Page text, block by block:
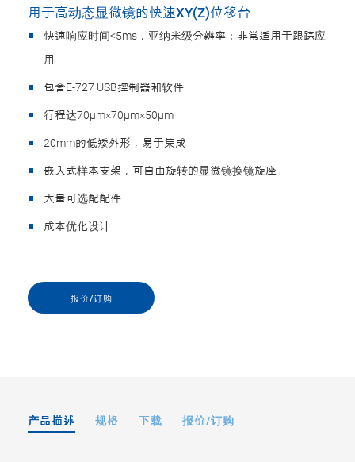
用于高动态显微镜的快速XY(Z)位移台
快速响应时间<5ms，亚纳米级分辨率：非常适用于跟踪应
用
包含E-727 USB控制器和软件
行程达70µm×70µm×50µm
20mm的低矮外形，易于集成
嵌入式样本支架，可自由旋转的显微镜换镜旋座
大量可选配配件
成本优化设计
报价/订购
产品描述 规格 下载 报价/订购